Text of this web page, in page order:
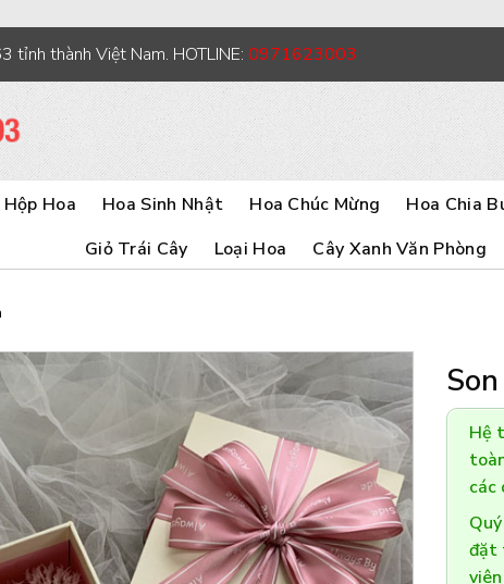
tỉnh thành Việt Nam. HOTLINE: 0971623003
Hoa Hoa Sinh Nhật Hoa Chúc Mừng Hoa Chia
Giỏ Trái Cây
Loại Hoa Cây Xanh Văn Phòng
Hệ
các
đặt